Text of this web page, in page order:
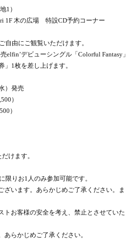
）
1F 木の広場 特設CD予約コーナー
由にご観覧いただけます。
elfin’デビューシングル「Colorful Fantasy」
」1枚を差し上げます。
）発売
）
）
けます。
りお1人のみ参加可能です。
います。あらかじめご了承ください。ま
お客様の安全を考え、禁止とさせていた
らかじめご了承ください。